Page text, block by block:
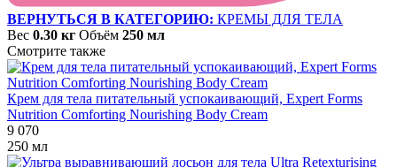
ВЕРНУТЬСЯ В КАТЕГОРИЮ: КРЕМЫ ДЛЯ ТЕЛА
Вес 0.30 кг Объём 250 мл
Смотрите также
Крем для тела питательный успокаивающий, Expert Forms
Nutrition Comforting Nourishing Body Cream
9 070
250 мл